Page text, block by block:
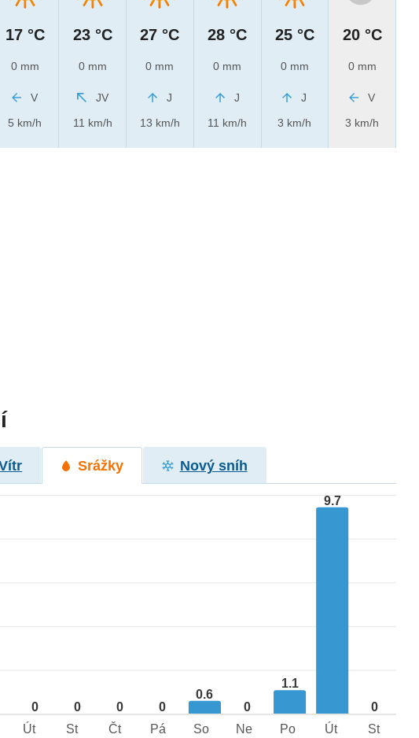
17 °C
0 mm
V
5 km/h
23 °C
0 mm
JV
11 km/h
27 °C
0 mm
J
13 km/h
28 °C
0 mm
J
11 km/h
25 °C
0 mm
J
3 km/h
20 °C
0 mm
V
3 km/h
Srážky Nový sníh
0 0 0 0
0.6
0
1.1
9.7
0
Út St Čt Pá So Ne Po Út St